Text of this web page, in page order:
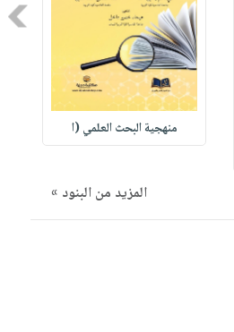
منهجية البحث العلمي (ا
المزيد من البنود »